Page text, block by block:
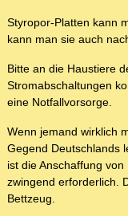
Styropor-Platten kann
kann man sie auch
Bitte an die Haustiere
Stromabschaltungen
eine Notfallvorsorge.
Wenn jemand wirklich
Gegend Deutschlands
ist die Anschaffung
zwingend erforderlich.
Bettzeug.